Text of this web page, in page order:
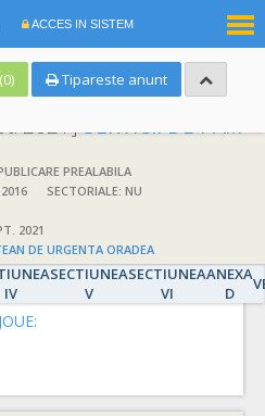
ACCES IN SISTEM
Tipareste anunt
2021]SERVICII DE PAZA
PREALABILA
SECTORIALE: NU
2021
DE URGENTA ORADEA
IV
SECTIUNEA
V
SECTIUNEA
VI
ANEXA
D